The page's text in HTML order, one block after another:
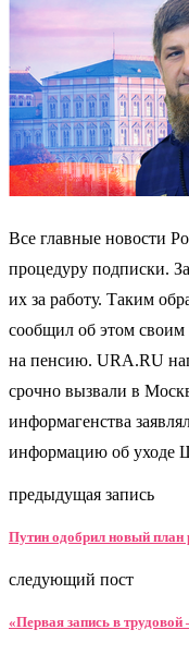
Все главные новости
процедуру подписки.
их за работу. Таким
сообщил об этом
на пенсию. URA.RU
срочно вызвали в
информагенства
информацию об уходе
предыдущая запись
Путин одобрил новый план
следующий пост
«Первая запись в